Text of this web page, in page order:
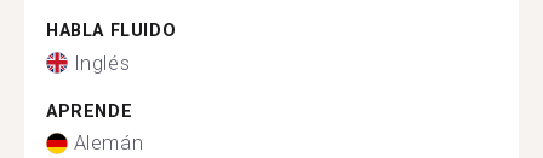
HABLA FLUIDO
Inglés
APRENDE
Alemán